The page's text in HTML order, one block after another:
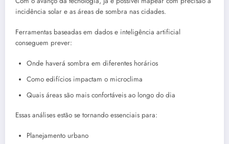
incidência solar e as áreas de sombra nas cidades.
Ferramentas baseadas em dados e inteligência artificial
conseguem prever:
Onde haverá sombra em diferentes horários
Como edifícios impactam o microclima
Quais áreas são mais confortáveis ao longo do dia
Essas análises estão se tornando essenciais para:
Planejamento urbano